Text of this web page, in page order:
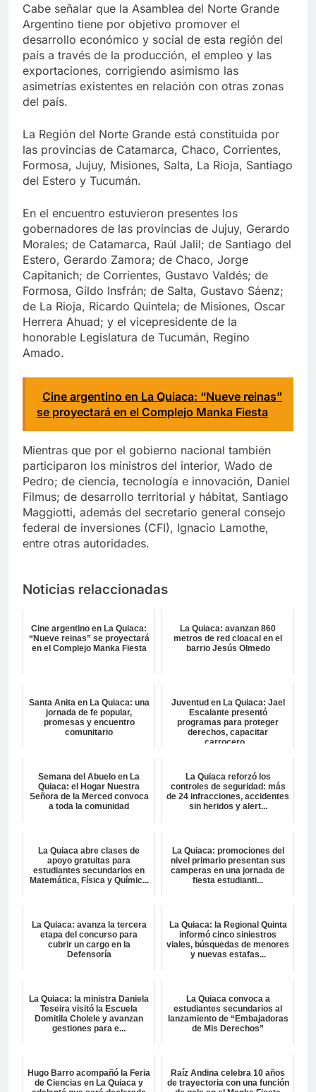
Cabe señalar que la Asamblea del Norte Grande
Argentino tiene por objetivo promover el
desarrollo económico y social de esta región del
país a través de la producción, el empleo y las
exportaciones, corrigiendo asimismo las
asimetrías existentes en relación con otras zonas
del país.
La Región del Norte Grande está constituida por
las provincias de Catamarca, Chaco, Corrientes,
Formosa, Jujuy, Misiones, Salta, La Rioja, Santiago
del Estero y Tucumán.
En el encuentro estuvieron presentes los
gobernadores de las provincias de Jujuy, Gerardo
Morales; de Catamarca, Raúl Jalil; de Santiago del
Estero, Gerardo Zamora; de Chaco, Jorge
Capitanich; de Corrientes, Gustavo Valdés; de
Formosa, Gildo Insfrán; de Salta, Gustavo Sáenz;
de La Rioja, Ricardo Quintela; de Misiones, Oscar
Herrera Ahuad; y el vicepresidente de la
honorable Legislatura de Tucumán, Regino
Amado.
Cine argentino en La Quiaca: “Nueve reinas”
se proyectará en el Complejo Manka Fiesta
Mientras que por el gobierno nacional también
participaron los ministros del interior, Wado de
Pedro; de ciencia, tecnología e innovación, Daniel
Filmus; de desarrollo territorial y hábitat, Santiago
Maggiotti, además del secretario general consejo
federal de inversiones (CFI), Ignacio Lamothe,
entre otras autoridades.
Noticias relaccionadas
Cine argentino en La Quiaca:
“Nueve reinas” se proyectará
en el Complejo Manka Fiesta
La Quiaca: avanzan 860
metros de red cloacal en el
barrio Jesús Olmedo
Santa Anita en La Quiaca: una
jornada de fe popular,
promesas y encuentro
comunitario
Juventud en La Quiaca: Jael
Escalante presentó
programas para proteger
derechos, capacitar
carrocero...
Semana del Abuelo en La
Quiaca: el Hogar Nuestra
Señora de la Merced convoca
a toda la comunidad
La Quiaca reforzó los
controles de seguridad: más
de 24 infracciones, accidentes
sin heridos y alert...
La Quiaca abre clases de
apoyo gratuitas para
estudiantes secundarios en
Matemática, Física y Químic...
La Quiaca: promociones del
nivel primario presentan sus
camperas en una jornada de
fiesta estudianti...
La Quiaca: avanza la tercera
etapa del concurso para
cubrir un cargo en la
Defensoría
La Quiaca: la Regional Quinta
informó cinco siniestros
viales, búsquedas de menores
y nuevas estafas...
La Quiaca: la ministra Daniela
Teseira visitó la Escuela
Domitila Cholele y avanzan
gestiones para e...
La Quiaca convoca a
estudiantes secundarios al
lanzamiento de “Embajadoras
de Mis Derechos”
Hugo Barro acompañó la Feria
de Ciencias en La Quiaca y
Raíz Andina celebra 10 años
de trayectoria con una función